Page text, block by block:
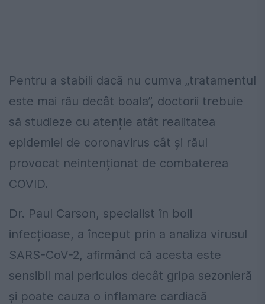
Pentru a stabili dacă nu cumva „tratamentul
este mai rău decât boala”, doctorii trebuie
să studieze cu atenție atât realitatea
epidemiei de coronavirus cât și răul
provocat neintenționat de combaterea
COVID.
Dr. Paul Carson, specialist în boli
infecțioase, a început prin a analiza virusul
SARS-CoV-2, afirmând că acesta este
sensibil mai periculos decât gripa sezonieră
și poate cauza o inflamare cardiacă